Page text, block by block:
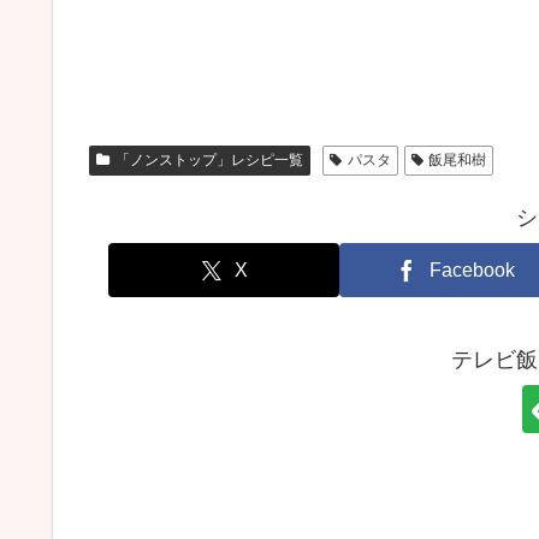
「ノンストップ」レシピ一覧 パスタ 飯尾和樹
X Facebook
テレビ